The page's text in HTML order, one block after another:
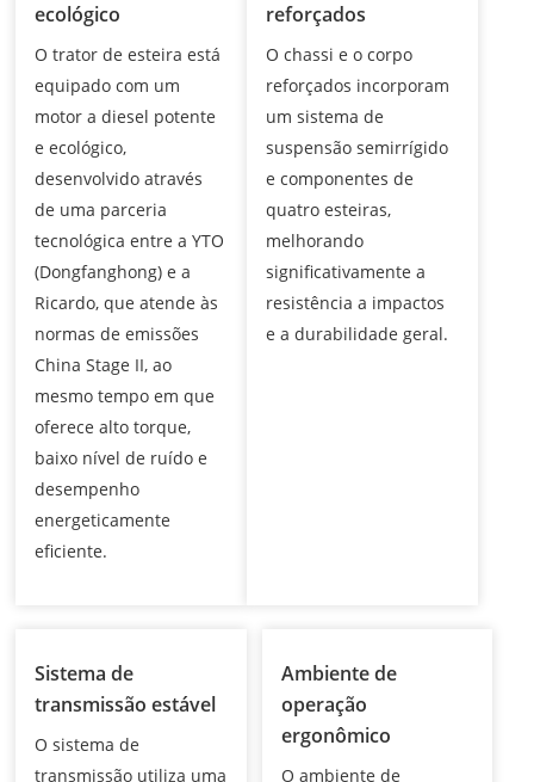
ecológico
O trator de esteira está
equipado com um
motor a diesel potente
e ecológico,
desenvolvido através
de uma parceria
tecnológica entre a YTO
(Dongfanghong) e a
Ricardo, que atende às
normas de emissões
China Stage II, ao
mesmo tempo em que
oferece alto torque,
baixo nível de ruído e
desempenho
energeticamente
eficiente.
reforçados
O chassi e o corpo
reforçados incorporam
um sistema de
suspensão semirrígido
e componentes de
quatro esteiras,
melhorando
significativamente a
resistência a impactos
e a durabilidade geral.
Sistema de
transmissão estável
O sistema de
transmissão utiliza uma
Ambiente de
operação
ergonômico
O ambiente de